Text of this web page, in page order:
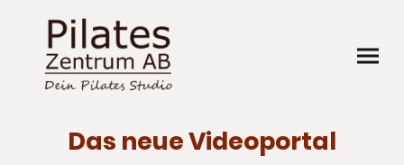
Das neue Videoportal